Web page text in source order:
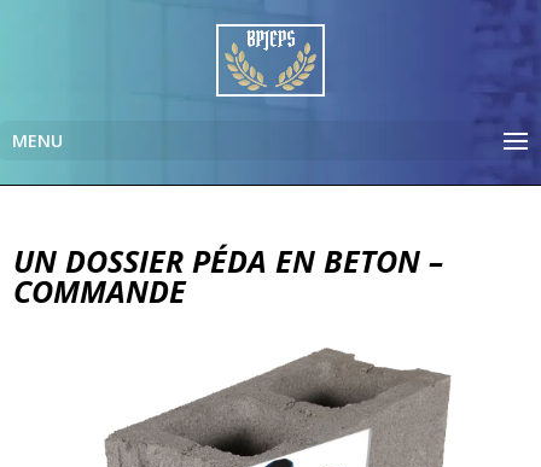
UN DOSSIER PÉDA EN BETON –
COMMANDE